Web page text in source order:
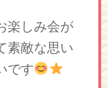
楽しみ会が
素敵な思い
です